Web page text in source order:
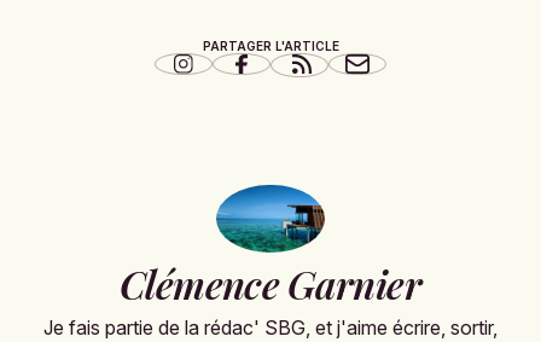
PARTAGER L'ARTICLE
Clémence Garnier
Je fais partie de la rédac' SBG, et j'aime écrire, sortir,